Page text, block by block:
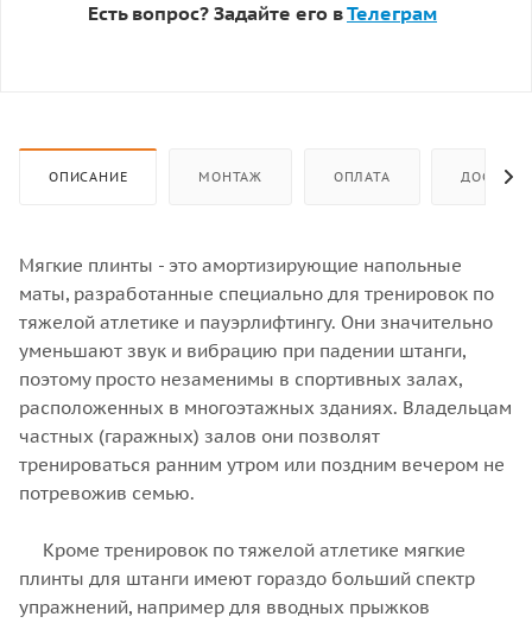
Есть вопрос? Задайте его вТелеграм
ОПИСАНИЕ МОНТАЖ ОПЛАТА
Мягкие плинты - это амортизирующие напольные
маты, разработанные специально для тренировок по
тяжелой атлетике и пауэрлифтингу. Они значительно
уменьшают звук и вибрацию при падении штанги,
поэтому просто незаменимы в спортивных залах,
расположенных в многоэтажных зданиях. Владельцам
частных (гаражных) залов они позволят
тренироваться ранним утром или поздним вечером не
потревожив семью.
Кроме тренировок по тяжелой атлетике мягкие
плинты для штанги имеют гораздо больший спектр
упражнений, например для вводных прыжков